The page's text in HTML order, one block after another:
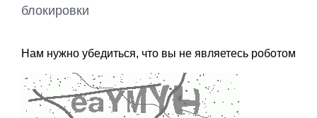
блокировки
Нам нужно убедиться, что вы не являетесь роботом